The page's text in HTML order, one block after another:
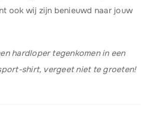
ook wij zijn benieuwd naar jouw
hardloper tegenkomen in een
shirt, vergeet niet te groeten!